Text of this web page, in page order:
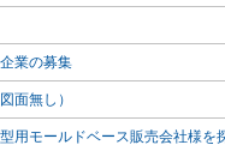
業の募集
面無し）
用モールドベース販売会社様を